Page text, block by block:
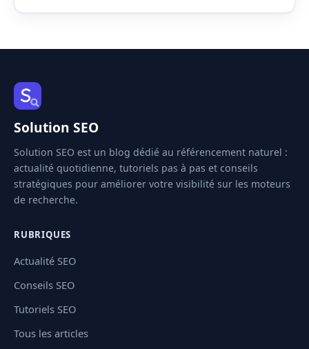
Solution SEO
Solution SEO est un blog dédié au référencement naturel :
actualité quotidienne, tutoriels pas à pas et conseils
stratégiques pour améliorer votre visibilité sur les moteurs
de recherche.
RUBRIQUES
Actualité SEO
Conseils SEO
Tutoriels SEO
Tous les articles